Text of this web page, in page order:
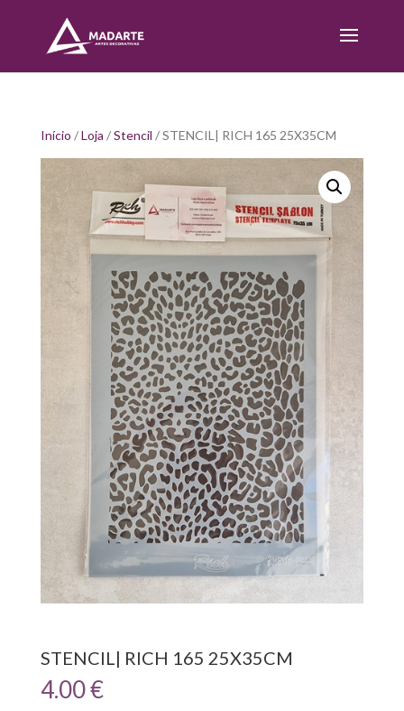
Início /Loja /Stencil / STENCIL| RICH 165 25X35CM
STENCIL| RICH 165 25X35CM
4.00€